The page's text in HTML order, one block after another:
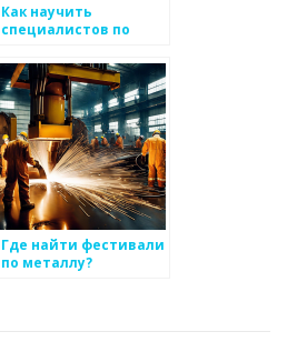
Как научить
специалистов по
работать с новыми
технологиями
Где найти фестивали
по металлу?